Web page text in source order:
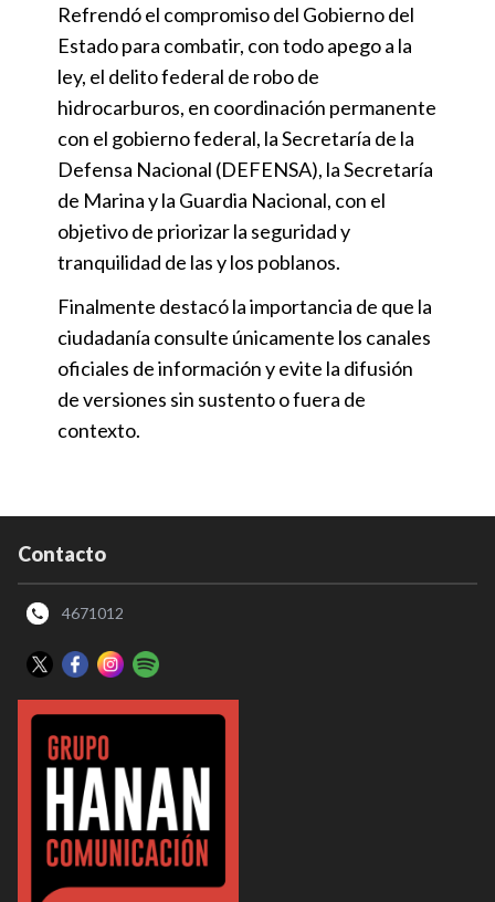
Refrendó el compromiso del Gobierno del
Estado para combatir, con todo apego a la
ley, el delito federal de robo de
hidrocarburos, en coordinación permanente
con el gobierno federal, la Secretaría de la
Defensa Nacional (DEFENSA), la Secretaría
de Marina y la Guardia Nacional, con el
objetivo de priorizar la seguridad y
tranquilidad de las y los poblanos.
Finalmente destacó la importancia de que la
ciudadanía consulte únicamente los canales
oficiales de información y evite la difusión
de versiones sin sustento o fuera de
contexto.
Contacto
4671012